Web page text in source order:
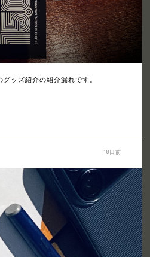
ッズ紹介の紹介漏れです。
18日前